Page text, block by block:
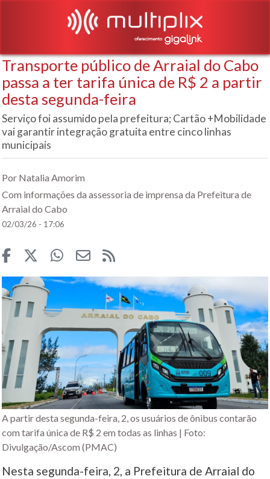
Transporte público de Arraial do Cabo
passa a ter tarifa única de R$ 2 a partir
desta segunda-feira
Serviço foi assumido pela prefeitura; Cartão +Mobilidade
vai garantir integração gratuita entre cinco linhas
municipais
Por Natalia Amorim
Com informações da assessoria de imprensa da Prefeitura de
Arraial do Cabo
02/03/26 - 17:06
A partir desta segunda-feira, 2, os usuários de ônibus contarão
com tarifa única de R$ 2 em todas as linhas | Foto:
Divulgação/Ascom (PMAC)
Nesta segunda-feira, 2, a Prefeitura de Arraial do